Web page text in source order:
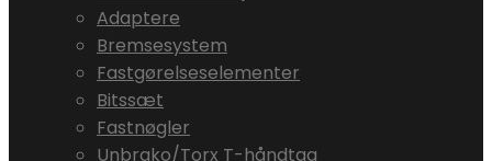
Adaptere
Bremsesystem
Fastgørelseselementer
Bitssæt
Fastnøgler
Unbrako/Torx T-håndtag